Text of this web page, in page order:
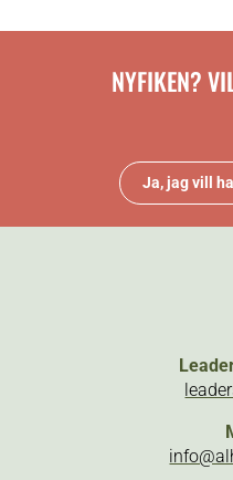
NYFIKEN?
Ja, jag vill